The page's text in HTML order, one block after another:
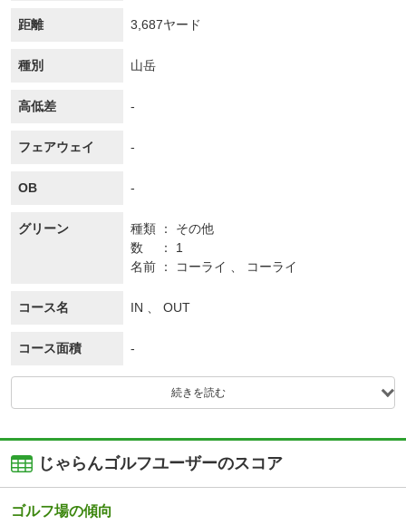
距離 3,687ヤード
種別 山岳
高低差 -
フェアウェイ -
OB -
グリーン 種類
その他
数
1
名前
コーライ 、 コーライ
コース名 IN 、 OUT
コース面積 -
続きを読む
じゃらんゴルフユーザーのスコア
ゴルフ場の傾向